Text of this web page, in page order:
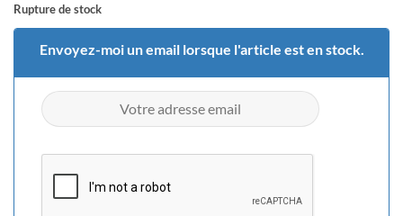
Rupture de stock
Envoyez-moi un email lorsque l'article est en stock.